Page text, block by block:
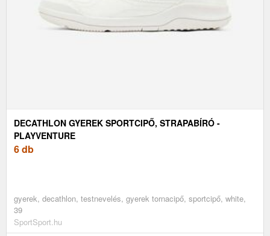
DECATHLON GYEREK SPORTCIPŐ, STRAPABÍRÓ -
PLAYVENTURE
6 db
gyerek, decathlon, testnevelés, gyerek tornacipő, sportcipő, white,
39
SportSport.hu